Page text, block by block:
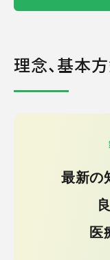
理念、基本
最新の
医